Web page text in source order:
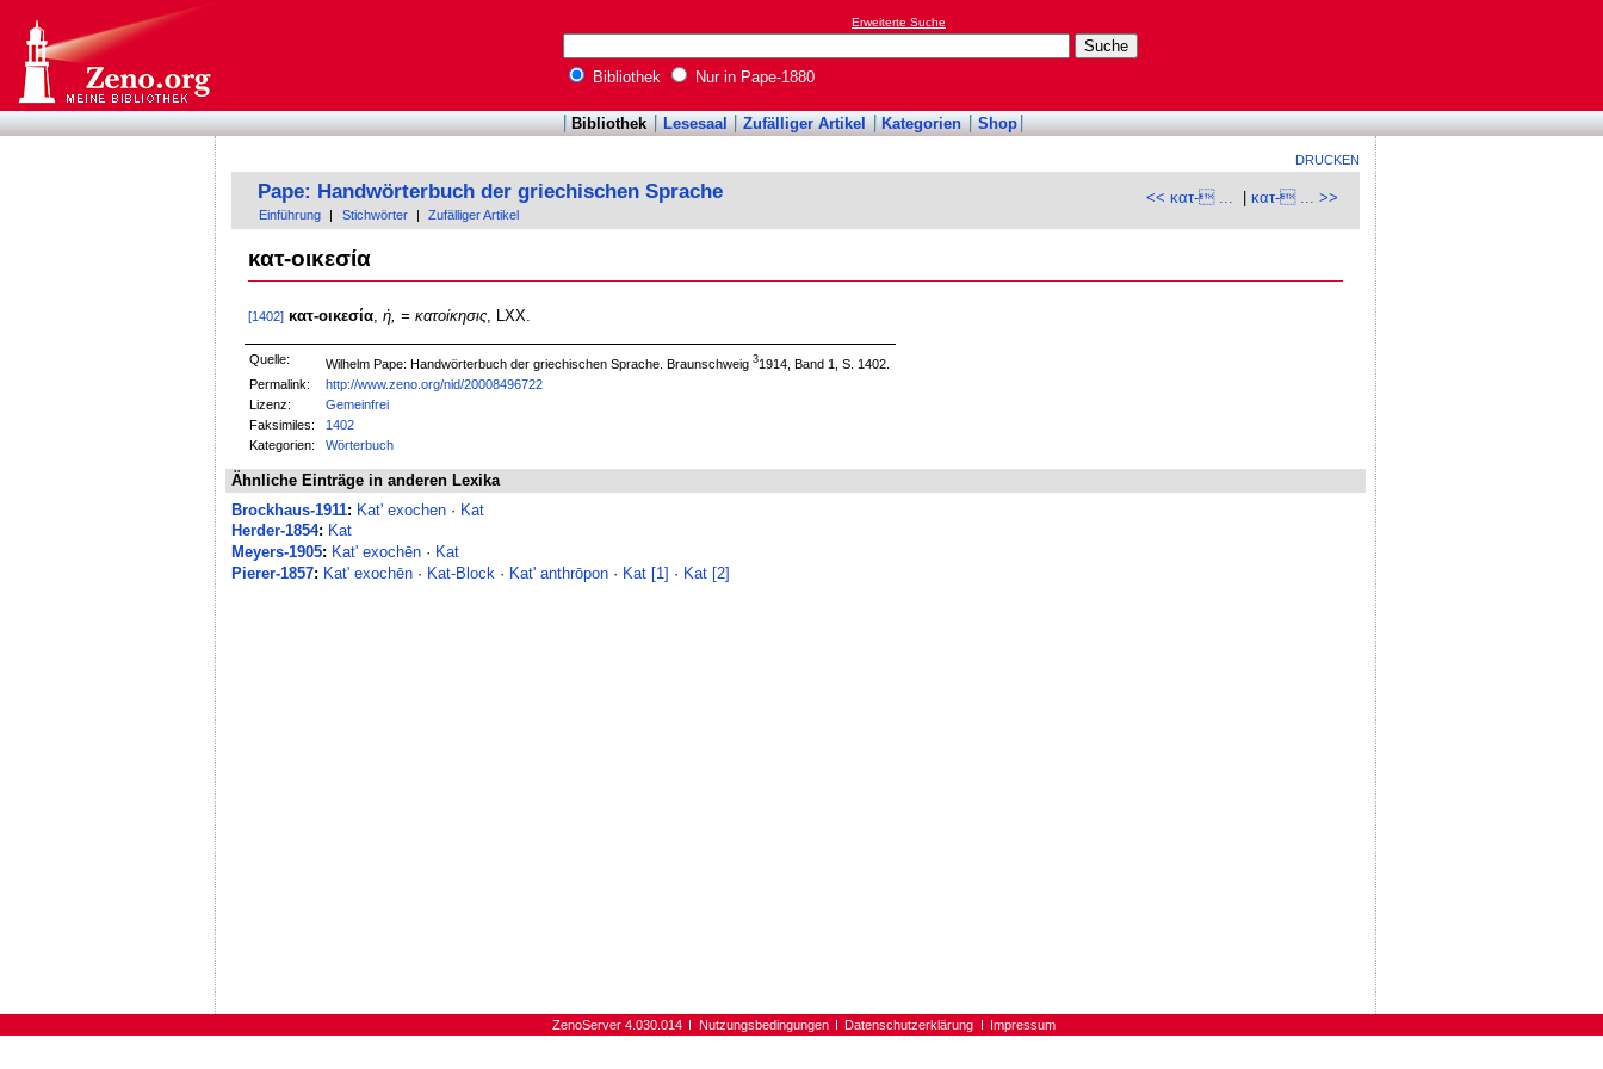
Erweiterte Suche
Bibliothek Nur in Pape-1880
Bibliothek Lesesaal Zufälliger Artikel Kategorien Shop
DRUCKEN
<< κατ- ... |κατ- ... >>
Pape: Handwörterbuch der griechischen Sprache
Einführung Stichwörter Zufälliger Artikel
κατ-οικεσία
[1402] κατ-οικεσία, ἡ, = κατοίκησις, LXX.
Quelle: Wilhelm Pape: Handwörterbuch der griechischen Sprache. Braunschweig31914, Band 1, S. 1402.
Permalink:
http://www.zeno.org/nid/20008496722
Lizenz:
Gemeinfrei
Faksimiles:
1402
Kategorien:
Wörterbuch
Ähnliche Einträge in anderen Lexika
Brockhaus-1911: Kat' exochen · Kat
Herder-1854: Kat
Meyers-1905: Kat' exochēn · Kat
Pierer-1857: Kat' exochēn · Kat-Block · Kat' anthrōpon · Kat [1] · Kat [2]
ZenoServer 4.030.014 Nutzungsbedingungen Datenschutzerklärung Impressum